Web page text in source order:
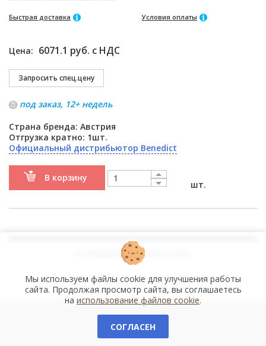
Быстрая доставка Условия оплаты
Цена: 6071.1 руб. с НДС
под заказ, 12+ недель
Страна бренда: Австрия
Отгрузка кратно: 1шт.
Официальный дистрибьютор Benedict
В корзину
шт.
Отображено8результатов
Мы используем файлы cookie для улучшения работы
сайта. Продолжая просмотр сайта, вы соглашаетесь
на использование файлов cookie.
СОГЛАСЕН